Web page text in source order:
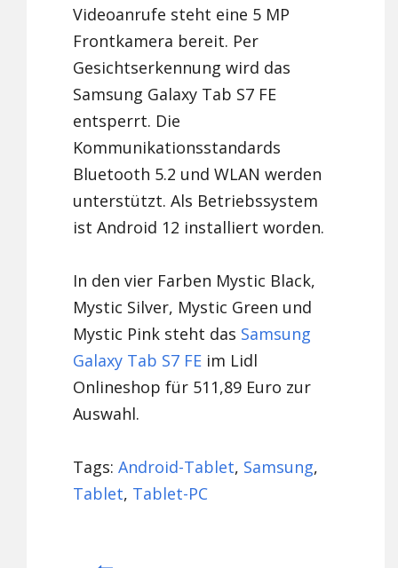
Videoanrufe steht eine 5 MP
Frontkamera bereit. Per
Gesichtserkennung wird das
Samsung Galaxy Tab S7 FE
entsperrt. Die
Kommunikationsstandards
Bluetooth 5.2 und WLAN werden
unterstützt. Als Betriebssystem
ist Android 12 installiert worden.
In den vier Farben Mystic Black,
Mystic Silver, Mystic Green und
Mystic Pink steht das Samsung
Galaxy Tab S7 FE im Lidl
Onlineshop für 511,89 Euro zur
Auswahl.
Tags:Android-Tablet, Samsung,
Tablet, Tablet-PC